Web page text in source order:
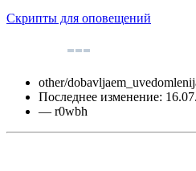
Скрипты для оповещений
other/
Последнее изменение:
— r0wbh